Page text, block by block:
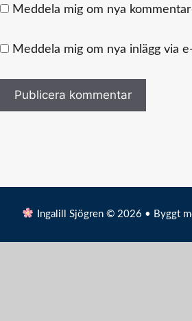
Meddela mig om nya
Meddela mig om nya inlägg via
Ingalill Sjögren © 2026 • Byggt